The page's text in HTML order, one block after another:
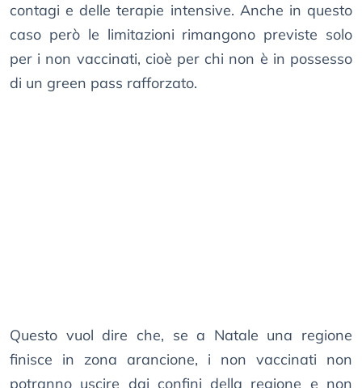
contagi e delle terapie intensive. Anche in questo
caso però le limitazioni rimangono previste solo
per i non vaccinati, cioè per chi non è in possesso
di un green pass rafforzato.
Questo vuol dire che, se a Natale una regione
finisce in zona arancione, i non vaccinati non
potranno uscire dai confini della regione e non